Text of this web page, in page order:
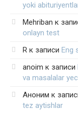
yoki
Mehriban к
onlayn test
R к записи Eng
anoim к записи
va masalalar
Аноним к
tez aytishlar